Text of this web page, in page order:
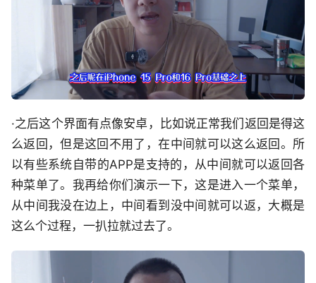
·之后这个界面有点像安卓，比如说正常我们返回是得这
么返回，但是这回不用了，在中间就可以这么返回。所
以有些系统自带的APP是支持的，从中间就可以返回各
种菜单了。我再给你们演示一下，这是进入一个菜单，
从中间我没在边上，中间看到没中间就可以返，大概是
这么个过程，一扒拉就过去了。